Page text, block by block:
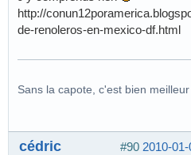
http://
de-renoleros-en-mexico-df.html
Sans la capote, c'est bien meilleur
#90 2010-
cédric